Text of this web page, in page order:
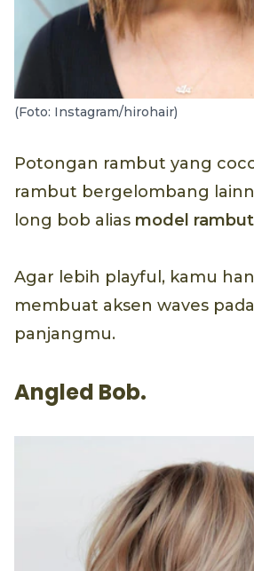
(Foto: Instagram/hirohair)
Potongan rambut yang
rambut bergelombang
long bob alias model
Agar lebih playful, kamu
membuat aksen waves
panjangmu.
Angled Bob.